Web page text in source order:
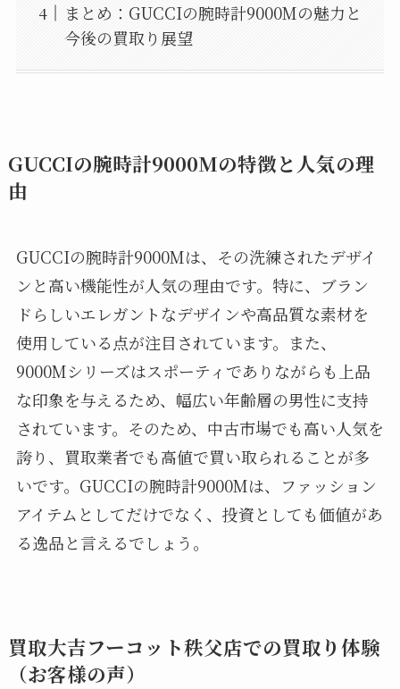
まとめ：GUCCIの腕時計9000Mの魅力と
今後の買取り展望
GUCCIの腕時計9000Mの特徴と人気の理
由
GUCCIの腕時計9000Mは、その洗練されたデザイ
ンと高い機能性が人気の理由です。特に、ブラン
ドらしいエレガントなデザインや高品質な素材を
使用している点が注目されています。また、
9000Mシリーズはスポーティでありながらも上品
な印象を与えるため、幅広い年齢層の男性に支持
されています。そのため、中古市場でも高い人気を
誇り、買取業者でも高値で買い取られることが多
いです。GUCCIの腕時計9000Mは、ファッション
アイテムとしてだけでなく、投資としても価値があ
る逸品と言えるでしょう。
買取大吉フーコット秩父店での買取り体験
（お客様の声）